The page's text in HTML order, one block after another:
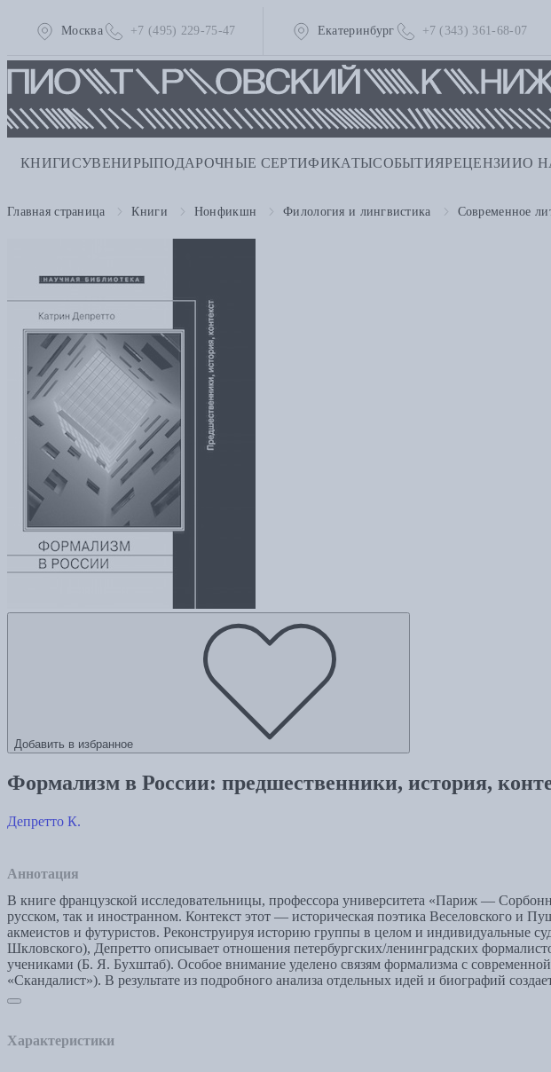
Москва +7 (495) 229-75-47 Екатеринбург +7 (343) 361-68-07
КНИГИСУВЕНИРЫПОДАРОЧНЫЕ СЕРТИФИКАТЫСОБЫТИЯРЕЦЕНЗИИО
Главная страница Книги Нонфикшн Филология и лингвистика Современное
Добавить в избранное
Формализм в России: предшественники, история,
Депретто К.
Аннотация
В книге французской исследовательницы, профессора университета «Париж —
русском, так и иностранном. Контекст этот — историческая поэтика Веселовского и
акмеистов и футуристов. Реконструируя историю группы в целом и
Шкловского), Депретто описывает отношения петербургских/ленинградских
учениками (Б. Я. Бухштаб). Особое внимание уделено связям формализма с
«Скандалист»). В результате из подробного анализа отдельных идей и биографий
Характеристики